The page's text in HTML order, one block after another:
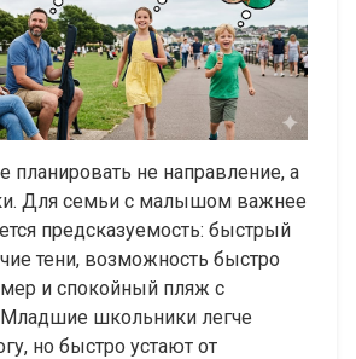
планировать не направление, а
Для семьи с малышом важнее
предсказуемость: быстрый
тени, возможность быстро
и спокойный пляж с
школьники легче
но быстро устают от